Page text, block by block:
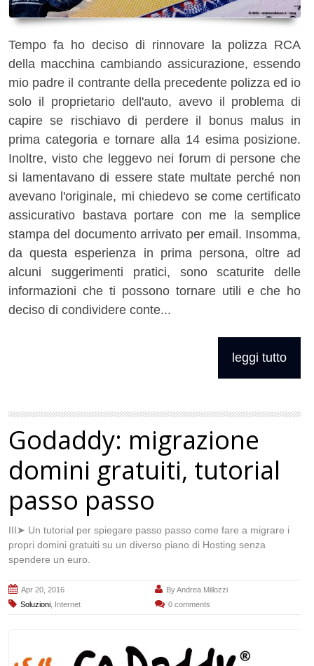
Tempo fa ho deciso di rinnovare la polizza RCA
della macchina cambiando assicurazione, essendo
mio padre il contrante della precedente polizza ed io
solo il proprietario dell'auto, avevo il problema di
capire se rischiavo di perdere il bonus malus in
prima categoria e tornare alla 14 esima posizione.
Inoltre, visto che leggevo nei forum di persone che
si lamentavano di essere state multate perché non
avevano l'originale, mi chiedevo se come certificato
assicurativo bastava portare con me la semplice
stampa del documento arrivato per email. Insomma,
da questa esperienza in prima persona, oltre ad
alcuni suggerimenti pratici, sono scaturite delle
informazioni che ti possono tornare utili e che ho
deciso di condividere conte...
leggi tutto
Godaddy: migrazione
domini gratuiti, tutorial
passo passo
III➤ Un tutorial per spiegare passo passo come fare a migrare i
propri domini gratuiti su un diverso piano di Hosting senza
spendere un euro.
Apr 20, 2016 ByAndrea Millozzi
Soluzioni Internet 0 comments